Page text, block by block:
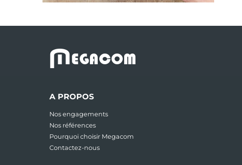
MEGACOM
A PROPOS
Nos engagements
Nos références
Pourquoi choisir Megacom
Contactez-nous